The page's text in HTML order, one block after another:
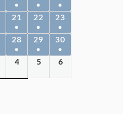
● ● ●
21
●
22
●
23
●
28
●
29
●
30
●
4 5 6